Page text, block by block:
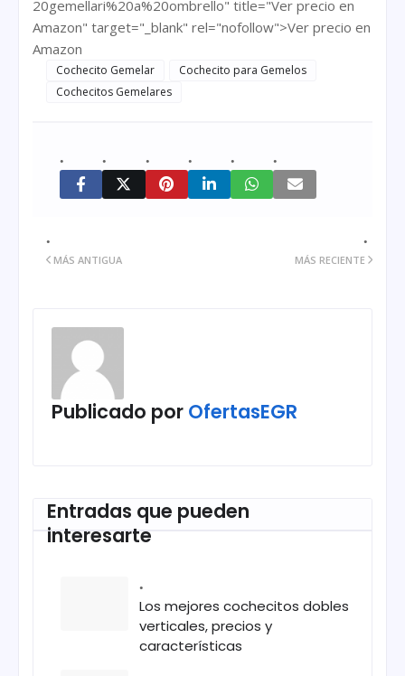
20gemellari%20a%20ombrello" title="Ver precio en
Amazon" target="_blank" rel="nofollow">Ver precio en
Amazon
Cochecito Gemelar
Cochecito para Gemelos
Cochecitos Gemelares
MÁS RECIENTE
MÁS ANTIGUA
Publicado por OfertasEGR
Entradas que pueden
interesarte
Los mejores cochecitos dobles
verticales, precios y
características